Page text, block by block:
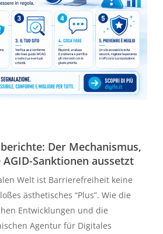
Der Mechanismus,
Sanktionen aussetzt
Welt ist Barrierefreiheit keine
ästhetisches “Plus”. Wie die
Entwicklungen und die
Agentur für Digitales